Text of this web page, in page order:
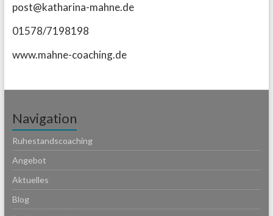
post@katharina-mahne.de
01578/7198198
www.mahne-coaching.de
Navigation
Ruhestandscoaching
Angebot
Aktuelles
Blog